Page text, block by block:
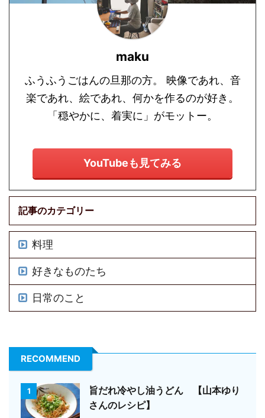
1/2片 塩 少々 粗挽き黒
maku
ふうふうごはんの旦那の方。 映像であれ、音
楽であれ、絵であれ、何かを作るのが好き。
「穏やかに、着実に」がモットー。
YouTubeも見てみる
記事のカテゴリー
料理
好きなものたち
日常のこと
RECOMMEND
1
旨だれ冷やし油うどん 【山本ゆり
さんのレシピ】